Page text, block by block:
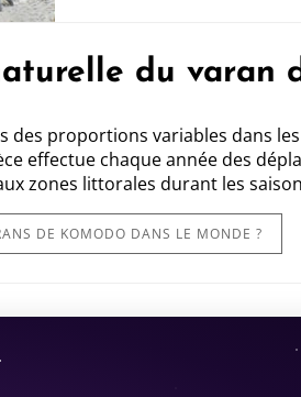
du varan
proportions variables dans
effectue chaque année des
zones littorales durant les
DE KOMODO DANS LE MONDE ?